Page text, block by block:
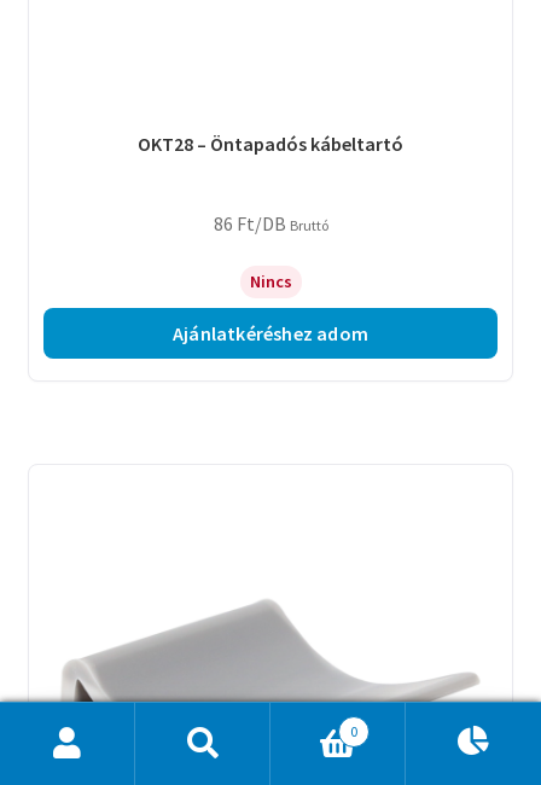
OKT28 – Öntapadós kábeltartó
86 Ft/DB Bruttó
Nincs
Ajánlatkéréshez adom
0
Ajánlatkosár 0